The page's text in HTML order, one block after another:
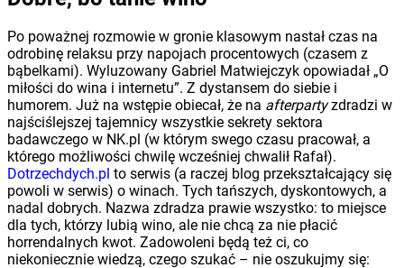
Po poważnej rozmowie w gronie klasowym nastał czas na
odrobinę relaksu przy napojach procentowych (czasem z
bąbelkami). Wyluzowany Gabriel Matwiejczyk opowiadał „O
miłości do wina i internetu”. Z dystansem do siebie i
humorem. Już na wstępie obiecał, że na afterpartyzdradzi w
najściślejszej tajemnicy wszystkie sekrety sektora
badawczego w NK.pl (w którym swego czasu pracował, a
którego możliwości chwilę wcześniej chwalił Rafał).
Dotrzechdych.pl to serwis (a raczej blog przekształcający się
powoli w serwis) o winach. Tych tańszych, dyskontowych, a
nadal dobrych. Nazwa zdradza prawie wszystko: to miejsce
dla tych, którzy lubią wino, ale nie chcą za nie płacić
horrendalnych kwot. Zadowoleni będą też ci, co
niekoniecznie wiedzą, czego szukać – nie oszukujmy się: